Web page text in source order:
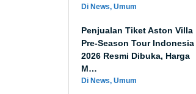
Di News, Umum
Penjualan Tiket Aston Villa
Pre-Season Tour Indonesia
2026 Resmi Dibuka, Harga
M…
Di News, Umum